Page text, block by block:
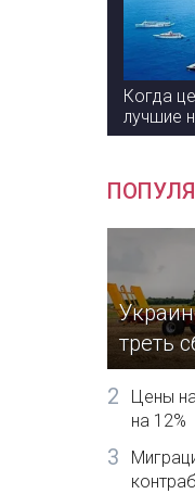
Когда
лучшие
треть
2
Цены
на 12%
3